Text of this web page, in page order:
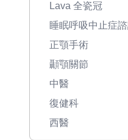
Lava 全瓷冠
睡眠呼吸中止症
正顎手術
顳顎關節
中醫
復健科
西醫